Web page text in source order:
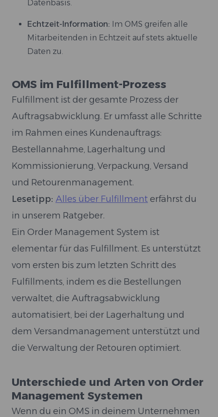
Datenbasis.
Echtzeit-Information: Im OMS greifen alle
Mitarbeitenden in Echtzeit auf stets aktuelle
Daten zu.
OMS im Fulfillment-Prozess
Fulfillment ist der gesamte Prozess der
Auftragsabwicklung. Er umfasst alle Schritte
im Rahmen eines Kundenauftrags:
Bestellannahme, Lagerhaltung und
Kommissionierung, Verpackung, Versand
und Retourenmanagement.
Lesetipp: Alles über Fulfillment erfährst du
in unserem Ratgeber.
Ein Order Management System ist
elementar für das Fulfillment. Es unterstützt
vom ersten bis zum letzten Schritt des
Fulfillments, indem es die Bestellungen
verwaltet, die Auftragsabwicklung
automatisiert, bei der Lagerhaltung und
dem Versandmanagement unterstützt und
die Verwaltung der Retouren optimiert.
Unterschiede und Arten von Order
Management Systemen
Wenn du ein OMS in deinem Unternehmen